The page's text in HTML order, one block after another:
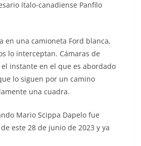
ítalo-canadiense Panfilo
en una camioneta Ford blanca,
lo interceptan. Cámaras de
instante en el que es abordado
lo siguen por un camino
una cuadra.
Mario Scippa Dapelo fue
este 28 de junio de 2023 y ya